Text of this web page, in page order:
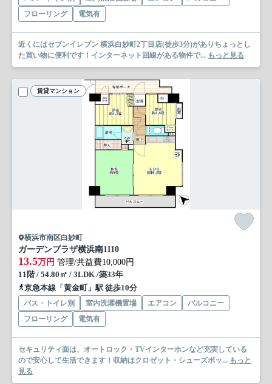
フローリング
電気有
近くにはセブンイレブン 横浜白妙町2丁目店(徒歩3分)がありちょっとし
た買い物に便利です！インターネット回線がある物件で... もっと見る
賃貸マンション
横浜市南区白妙町
ガーデンプラザ横浜南1110
13.5万円 管理/共益費10,000円
11階 / 54.80㎡ / 3LDK /築33年
京急本線「黄金町」駅 徒歩10分
バス・トイレ別 室内洗濯機置場 エアコン
バルコニー
フローリング
電気有
セキュリティ面は、オートロック・TVインターホンなど充実している
ので安心して生活できます！収納はクロゼット・シューズボッ... もっと
見る